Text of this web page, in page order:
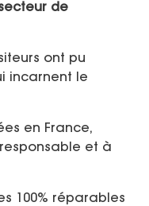
de
ont pu
incarnent le
en France,
et à
100% réparables